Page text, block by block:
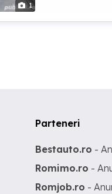
1
Parteneri
Bestauto.ro -
Romimo.ro -
Romjob.ro -